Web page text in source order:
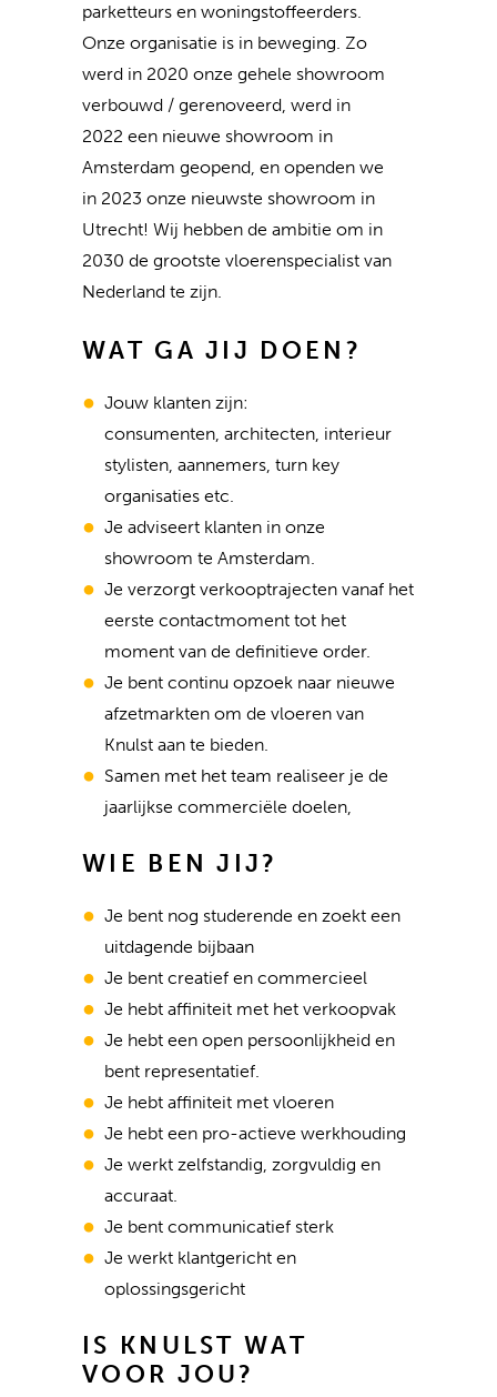
parketteurs en woningstoffeerders.
Onze organisatie is in beweging. Zo
werd in 2020 onze gehele showroom
verbouwd / gerenoveerd, werd in
2022 een nieuwe showroom in
Amsterdam geopend, en openden we
in 2023 onze nieuwste showroom in
Utrecht! Wij hebben de ambitie om in
2030 de grootste vloerenspecialist van
Nederland te zijn.
WAT GA JIJ DOEN?
Jouw klanten zijn:
consumenten, architecten, interieur
stylisten, aannemers, turn key
organisaties etc.
Je adviseert klanten in onze
showroom te Amsterdam.
Je verzorgt verkooptrajecten vanaf het
eerste contactmoment tot het
moment van de definitieve order.
Je bent continu opzoek naar nieuwe
afzetmarkten om de vloeren van
Knulst aan te bieden.
Samen met het team realiseer je de
jaarlijkse commerciële doelen,
WIE BEN JIJ?
Je bent nog studerende en zoekt een
uitdagende bijbaan
Je bent creatief en commercieel
Je hebt affiniteit met het verkoopvak
Je hebt een open persoonlijkheid en
bent representatief.
Je hebt affiniteit met vloeren
Je hebt een pro-actieve werkhouding
Je werkt zelfstandig, zorgvuldig en
accuraat.
Je bent communicatief sterk
Je werkt klantgericht en
oplossingsgericht
IS KNULST WAT
VOOR JOU?